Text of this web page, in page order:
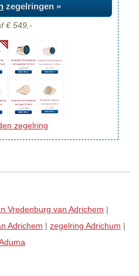
zegelringen »
€ 549,-
zegelring
Vredenburg van Adrichem |
Adrichem | zegelring Adrichum |